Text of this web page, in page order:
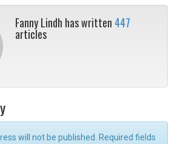
Fanny Lindh has written 447
articles
will not be published. Required fields